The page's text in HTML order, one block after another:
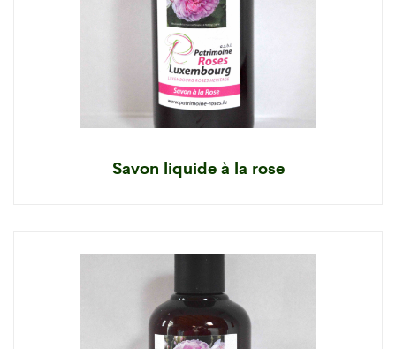
Savon liquide à la rose